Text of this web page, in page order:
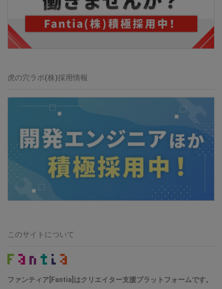
虎の穴ラボ(株)採用情報
このサイトについて
ファンティア[Fantia]はクリエイター支援プラットフォームです。